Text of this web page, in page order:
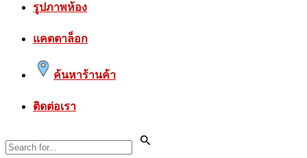
รูปภาพห้อง
แคตตาล็อก
ค้นหาร้านค้า
ติดต่อเรา